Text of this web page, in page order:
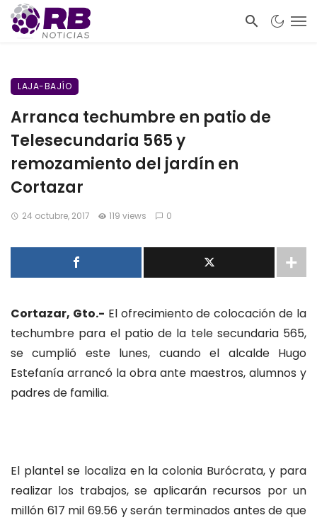
LAJA-BAJÍO
Arranca techumbre en patio de
Telesecundaria 565 y
remozamiento del jardín en
Cortazar
24 octubre, 2017 119 views 0
Cortazar, Gto.- El ofrecimiento de colocación de la
techumbre para el patio de la tele secundaria 565,
se cumplió este lunes, cuando el alcalde Hugo
Estefanía arrancó la obra ante maestros, alumnos y
padres de familia.
El plantel se localiza en la colonia Burócrata, y para
realizar los trabajos, se aplicarán recursos por un
millón 617 mil 69.56 y serán terminados antes de que